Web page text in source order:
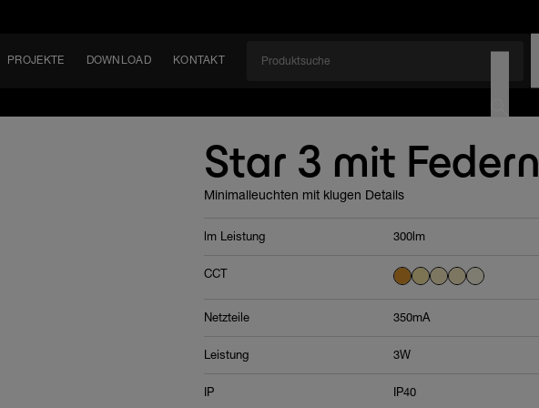
PROJEKTE DOWNLOAD KONTAKT
Star 3 mit Federn
Minimalleuchten mit klugen Details
lm Leistung 300lm
CCT
Netzteile 350mA
Leistung 3W
IP IP40